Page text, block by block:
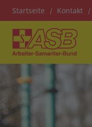
Startseite Kontakt